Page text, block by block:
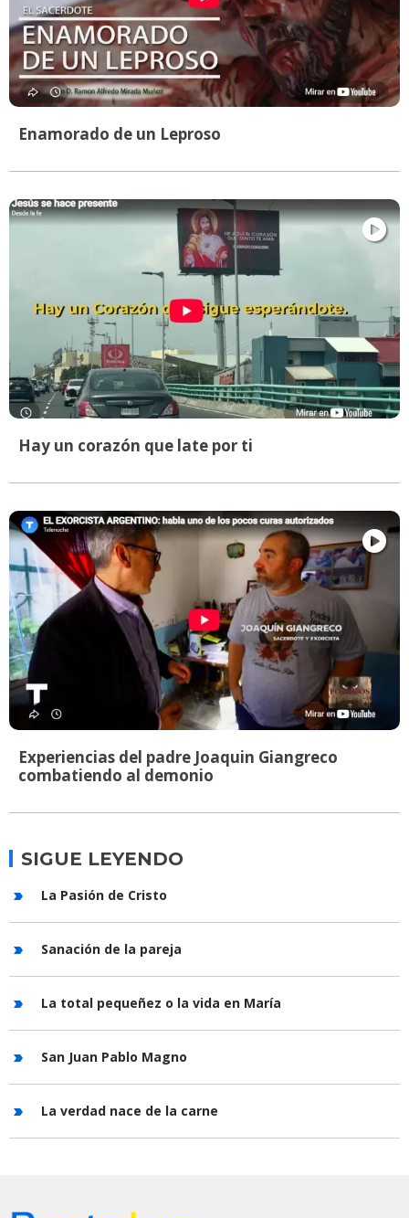
Enamorado de un Leproso
Hay un corazón que late por ti
Experiencias del padre Joaquin Giangreco
combatiendo al demonio
SIGUE LEYENDO
La Pasión de Cristo
Sanación de la pareja
La total pequeñez o la vida en María
San Juan Pablo Magno
La verdad nace de la carne